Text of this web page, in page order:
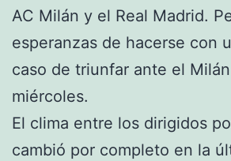
AC Milán y el Real Madrid.
esperanzas de hacerse con
caso de triunfar ante el
miércoles.
El clima entre los dirigidos
cambió por completo en la